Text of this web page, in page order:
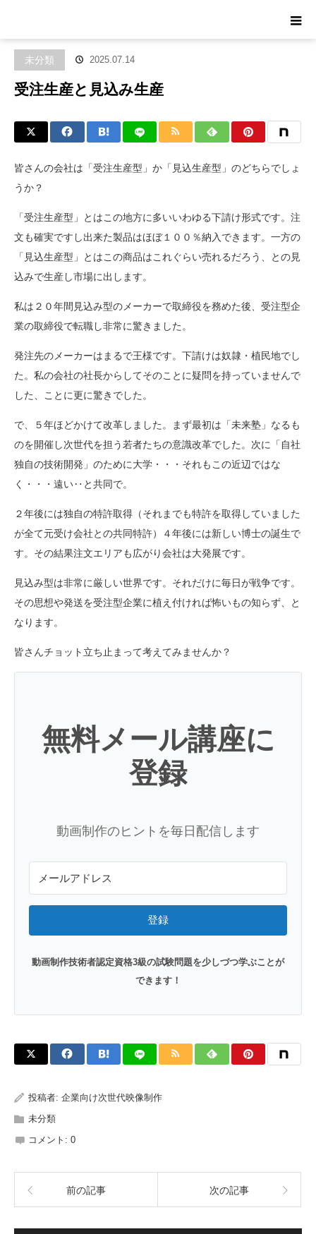
未分類 2025.07.14
受注生産と見込み生産
皆さんの会社は「受注生産型」か「見込生産型」のどちらでしょ
うか？
「受注生産型」とはこの地方に多いいわゆる下請け形式です。注
文も確実ですし出来た製品はほぼ１００％納入できます。一方の
「見込生産型」とはこの商品はこれぐらい売れるだろう、との見
込みで生産し市場に出します。
私は２０年間見込み型のメーカーで取締役を務めた後、受注型企
業の取締役で転職し非常に驚きました。
発注先のメーカーはまるで王様です。下請けは奴隷・植民地でし
た。私の会社の社長からしてそのことに疑問を持っていませんで
した、ことに更に驚きでした。
で、５年ほどかけて改革しました。まず最初は「未来塾」なるも
のを開催し次世代を担う若者たちの意識改革でした。次に「自社
独自の技術開発」のために大学・・・それもこの近辺ではな
く・・・遠い‥と共同で。
２年後には独自の特許取得（それまでも特許を取得していました
が全て元受け会社との共同特許）４年後には新しい博士の誕生で
す。その結果注文エリアも広がり会社は大発展です。
見込み型は非常に厳しい世界です。それだけに毎日が戦争です。
その思想や発送を受注型企業に植え付ければ怖いもの知らず、と
なります。
皆さんチョット立ち止まって考えてみませんか？
無料メール講座に
登録
動画制作のヒントを毎日配信します
登録
動画制作技術者認定資格3級の試験問題を少しづつ学ぶことが
できます！
投稿者: 企業向け次世代映像制作
未分類
コメント: 0
前の記事 次の記事